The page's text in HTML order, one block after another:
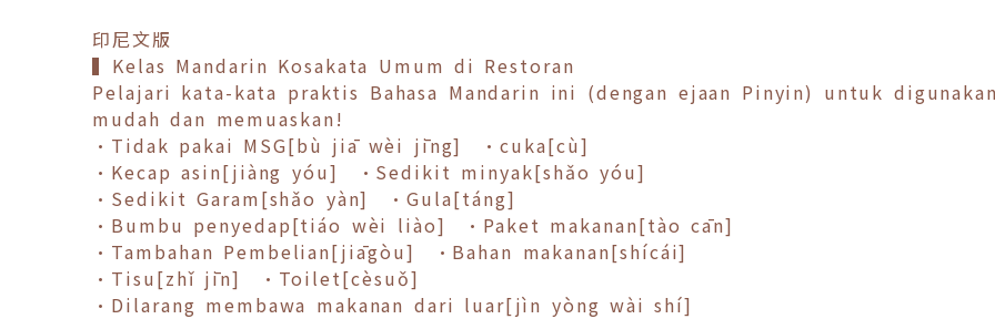
印尼文版
▍Kelas Mandarin Kosakata Umum di Restoran
Pelajari kata-kata praktis Bahasa Mandarin ini (dengan ejaan Pinyin) untuk
mudah dan memuaskan!
•Tidak pakai MSG[bù jiā wèi jīng] •cuka[cù]
•Kecap asin[jiàng yóu] •Sedikit minyak[shǎo yóu]
•Sedikit Garam[shǎo yàn] •Gula[táng]
•Bumbu penyedap[tiáo wèi liào] •Paket makanan[tào cān]
•Tambahan Pembelian[jiāgòu] •Bahan makanan[shícái]
•Tisu[zhǐ jīn] •Toilet[cèsuǒ]
•Dilarang membawa makanan dari luar[jìn yòng wài shí]